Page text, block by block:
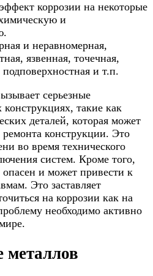
коррозии на некоторые
и
и неравномерная,
язвенная, точечная,
и т.п.
серьезные
такие как
деталей, которая может
конструкции. Это
во время технического
систем. Кроме того,
опасен и может привести к
Это заставляет
на коррозии как на
необходимо активно
металлов